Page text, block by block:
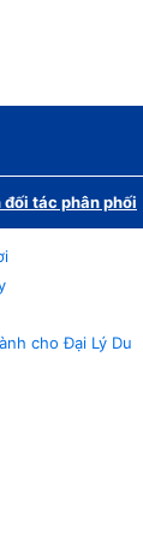
đối tác phân phối
cho Đại Lý Du